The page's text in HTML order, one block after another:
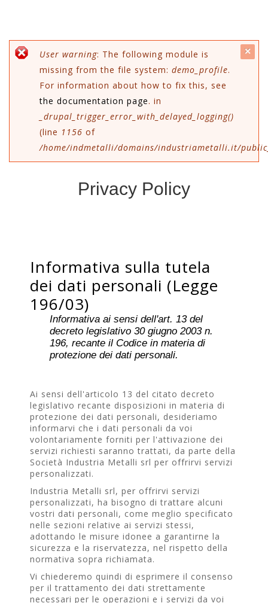
Messaggio di errore
User warning: The following module is
missing from the file system: demo_profile.
For information about how to fix this, see
the documentation page. in
_drupal_trigger_error_with_delayed_logging()
(line 1156 of
/home/indmetalli/domains/industriametalli.it/
Privacy Policy
Informativa sulla tutela
dei dati personali (Legge
196/03)
Informativa ai sensi dell'art. 13 del
decreto legislativo 30 giugno 2003 n.
196, recante il Codice in materia di
protezione dei dati personali.
Ai sensi dell'articolo 13 del citato decreto
legislativo recante disposizioni in materia di
protezione dei dati personali, desideriamo
informarvi che i dati personali da voi
volontariamente forniti per l'attivazione dei
servizi richiesti saranno trattati, da parte della
Società Industria Metalli srl per offrirvi servizi
personalizzati.
Industria Metalli srl, per offrirvi servizi
personalizzati, ha bisogno di trattare alcuni
vostri dati personali, come meglio specificato
nelle sezioni relative ai servizi stessi,
adottando le misure idonee a garantirne la
sicurezza e la riservatezza, nel rispetto della
normativa sopra richiamata.
Vi chiederemo quindi di esprimere il consenso
per il trattamento dei dati strettamente
necessari per le operazioni e i servizi da voi